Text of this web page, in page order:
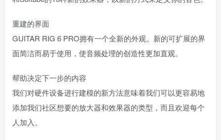
重建的界面
GUITAR RIG 6 PRO拥有一个全新的外观。新的可扩展的界
面简洁而易于使用，使音频处理的创造性更加直观。
帮助决定下一步的内容
我们对硬件设备进行建模的新方法意味着我们可以更容易地
添加我们社区想要的放大器和效果器的类型，而且欢迎每个
人加入。